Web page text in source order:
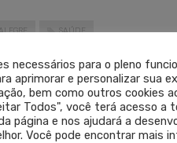
SAÚDE
necessários para o pleno
aprimorar e personalizar sua
bem como outros cookies
Todos", você terá acesso a
página e nos ajudará a
Você pode encontrar mais